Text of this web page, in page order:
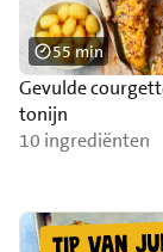
Gevulde
tonijn
10 ingrediënten
55 min